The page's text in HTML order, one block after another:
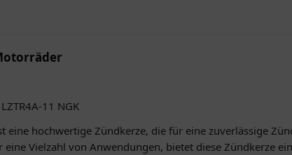
11 NGK
eine hochwertige Zündkerze, die für eine zuverlässige
Vielzahl von Anwendungen, bietet diese Zündkerze